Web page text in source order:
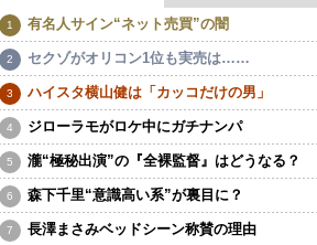
有名人サイン“ネット売買”の闇
セクゾがオリコン1位も実売は……
ハイスタ横山健は「カッコだけの男」
ジローラモがロケ中にガチナンパ
瀧“極秘出演”の『全裸監督』はどうなる？
森下千里“意識高い系”が裏目に？
長澤まさみベッドシーン称賛の理由